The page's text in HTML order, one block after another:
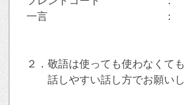
一言 ：
２．敬語は使っても使わなくても
話しやすい話し方でお願いし